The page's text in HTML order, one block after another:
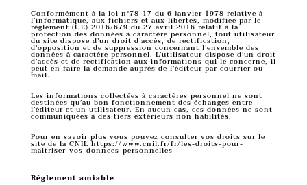
Conformément à la loi n°78-17 du 6 janvier 1978 relative à
l’informatique, aux fichiers et aux libertés, modifiée par le
règlement (UE) 2016/679 du 27 avril 2016 relatif à la
protection des données à caractère personnel, tout utilisateur
du site dispose d’un droit d’accès, de rectification,
d’opposition et de suppression concernant l’ensemble des
données à caractère personnel. L’utilisateur dispose d’un droit
d’accès et de rectification aux informations qui le concerne, il
peut en faire la demande auprès de l’éditeur par courrier ou
mail.
Les informations collectées à caractères personnel ne sont
destinées qu’au bon fonctionnement des échanges entre
l’éditeur et un utilisateur. En aucun cas, ces données ne sont
communiquées à des tiers extérieurs non habilités.
Pour en savoir plus vous pouvez consulter vos droits sur le
site de la CNILhttps://www.cnil.fr/fr/les-droits-pour-
maitriser-vos-donnees-personnelles
Règlement amiable